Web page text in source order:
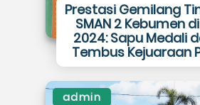
Prestasi Gemilang
SMAN 2 Kebumen
2024: Sapu Medali
Tembus Kejuaraan
admin